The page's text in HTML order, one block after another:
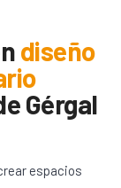
diseño
Gérgal
espacios